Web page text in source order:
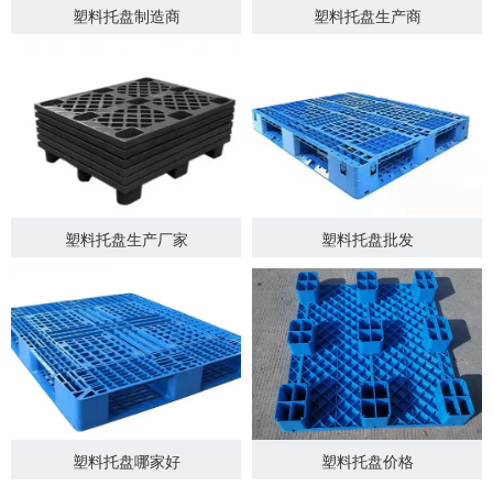
塑料托盘制造商 塑料托盘生产商
塑料托盘生产厂家 塑料托盘批发
塑料托盘哪家好 塑料托盘价格